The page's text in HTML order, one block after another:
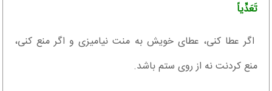
تَعَدِّياً
اگر عطا كنى، عطاى خويش به منت نياميزى و اگر منع كنى،
منع كردنت نه از روى ستم باشد.